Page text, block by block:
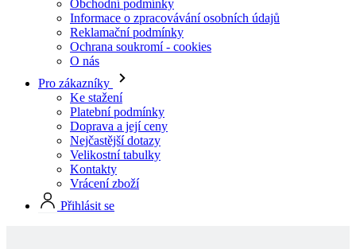
Pro zákazníky
Ke stažení
Platební podmínky
Doprava a její ceny
Nejčastější dotazy
Velikostní tabulky
Kontakty
Vrácení zboží
Přihlásit se